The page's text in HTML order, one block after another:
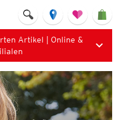
Artikel | Online &